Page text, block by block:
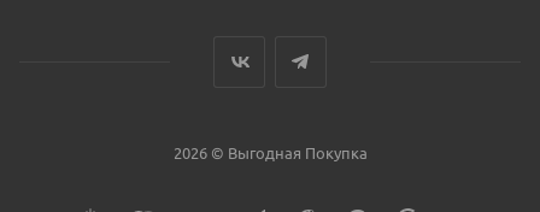
2026 © Выгодная Покупка